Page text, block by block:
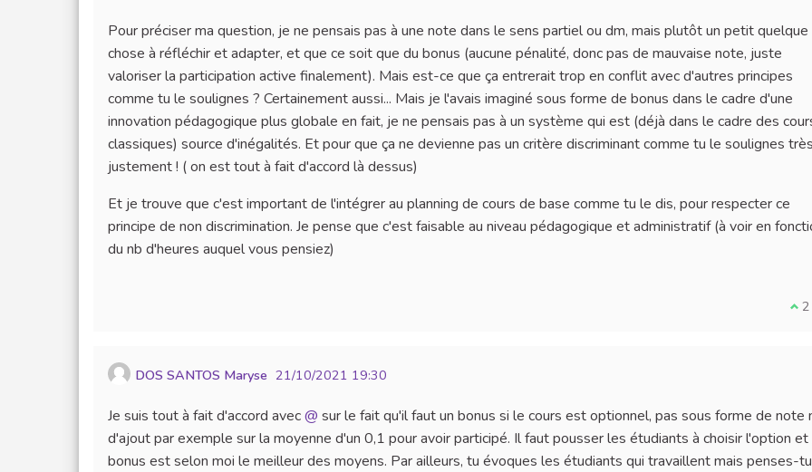
Pour préciser ma question, je ne pensais pas à une note dans le sens partiel ou dm, mais plutôt un petit quelque
chose à réfléchir et adapter, et que ce soit que du bonus (aucune pénalité, donc pas de mauvaise note, juste
valoriser la participation active finalement). Mais est-ce que ça entrerait trop en conflit avec d'autres principes
comme tu le soulignes ? Certainement aussi... Mais je l'avais imaginé sous forme de bonus dans le cadre d'une
innovation pédagogique plus globale en fait, je ne pensais pas à un système qui est (déjà dans le cadre des
classiques) source d'inégalités. Et pour que ça ne devienne pas un critère discriminant comme tu le soulignes très
justement ! ( on est tout à fait d'accord là dessus)
Et je trouve que c'est important de l'intégrer au planning de cours de base comme tu le dis, pour respecter ce
principe de non discrimination. Je pense que c'est faisable au niveau pédagogique et administratif (à voir en
du nb d'heures auquel vous pensiez)
Je2
DOS SANTOS Maryse 21/10/2021 19:30
Je suis tout à fait d'accord avec@ sur le fait qu'il faut un bonus si le cours est optionnel, pas sous forme de note
d'ajout par exemple sur la moyenne d'un 0,1 pour avoir participé. Il faut pousser les étudiants à choisir l'option et
bonus est selon moi le meilleur des moyens. Par ailleurs, tu évoques les étudiants qui travaillent mais penses-tu